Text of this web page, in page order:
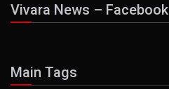
Vivara News – Facebook
Main Tags